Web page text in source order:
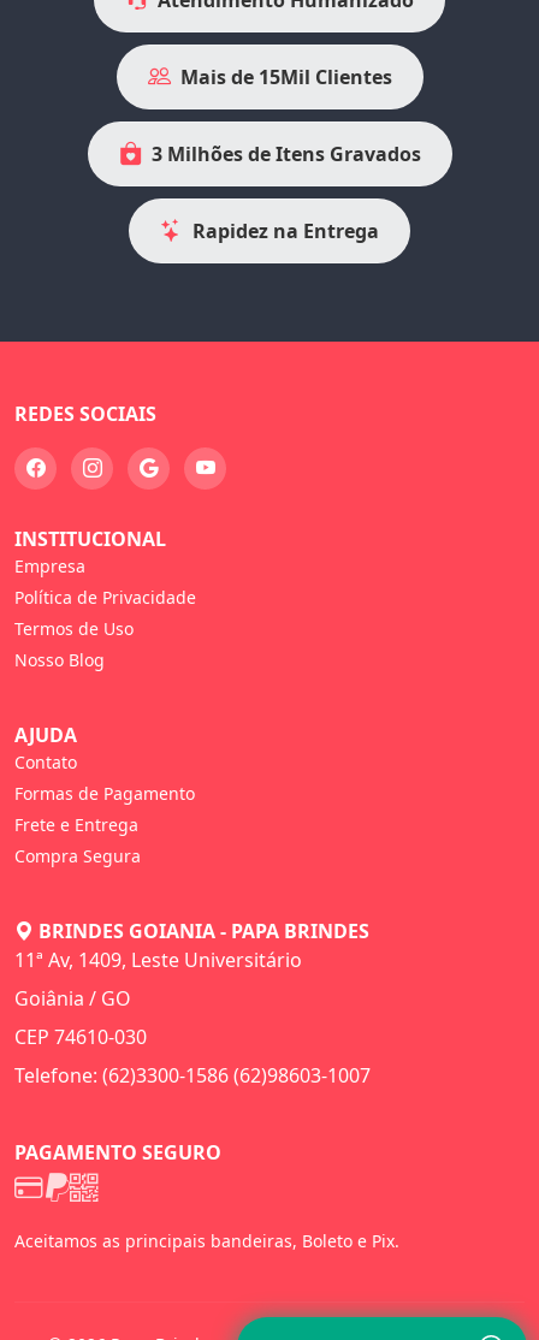
Mais de 15Mil Clientes
3 Milhões de Itens Gravados
Rapidez na Entrega
REDES SOCIAIS
INSTITUCIONAL
Empresa
Política de Privacidade
Termos de Uso
Nosso Blog
AJUDA
Contato
Formas de Pagamento
Frete e Entrega
Compra Segura
BRINDES GOIANIA - PAPA BRINDES
11ª Av, 1409, Leste Universitário
Goiânia / GO
CEP 74610-030
Telefone: (62)3300-1586 (62)98603-1007
PAGAMENTO SEGURO
Aceitamos as principais bandeiras, Boleto e Pix.